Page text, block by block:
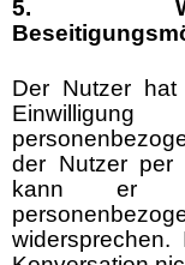
5.
Der Nutzer hat
der Nutzer per
kann er